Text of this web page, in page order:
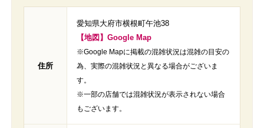
住所
愛知県大府市横根町午池38
【地図】Google Map
※Google Mapに掲載の混雑状況は混雑の目安の
為、実際の混雑状況と異なる場合がございま
す。
※一部の店舗では混雑状況が表示されない場合
もございます。